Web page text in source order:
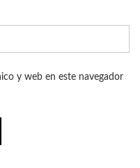
y web en este navegador